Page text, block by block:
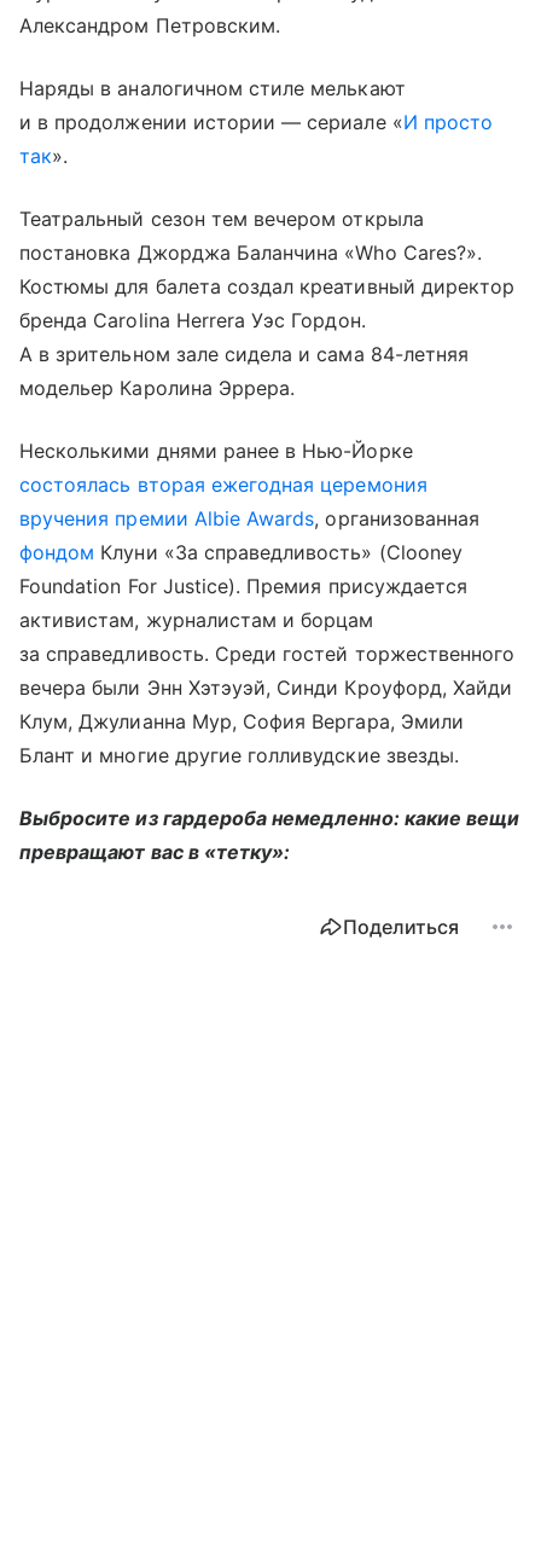
Александром Петровским.
Наряды в аналогичном стиле мелькают
и в продолжении истории — сериале «И просто
так».
Театральный сезон тем вечером открыла
постановка Джорджа Баланчина «Who Cares?».
Костюмы для балета создал креативный директор
бренда Carolina Herrera Уэс Гордон.
А в зрительном зале сидела и сама 84-летняя
модельер Каролина Эррера.
Несколькими днями ранее в Нью-Йорке
состоялась вторая ежегодная церемония
вручения премии Albie Awards, организованная
фондом Клуни «За справедливость» (Clooney
Foundation For Justice). Премия присуждается
активистам, журналистам и борцам
за справедливость. Среди гостей торжественного
вечера были Энн Хэтэуэй, Синди Кроуфорд, Хайди
Клум, Джулианна Мур, София Вергара, Эмили
Блант и многие другие голливудские звезды.
Выбросите из гардероба немедленно: какие вещи
превращают вас в «тетку»:
Поделиться